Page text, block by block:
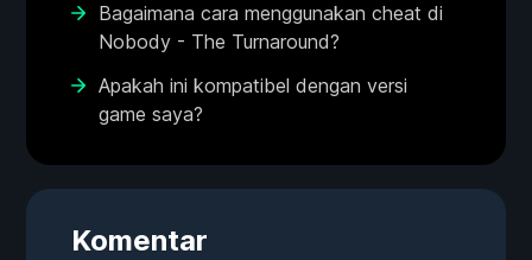
Bagaimana cara menggunakan cheat di
Nobody - The Turnaround?
Apakah ini kompatibel dengan versi
game saya?
Komentar